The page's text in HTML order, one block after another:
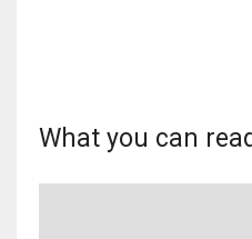
What you can